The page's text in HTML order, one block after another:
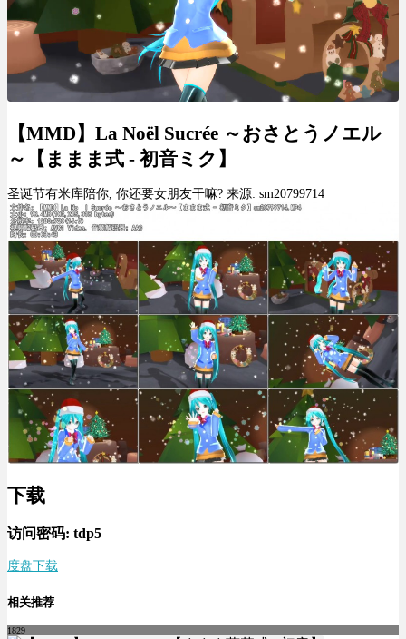
【MMD】La Noël Sucrée ～おさとうノエル
～【ままま式 - 初音ミク】
圣诞节有米库陪你, 你还要女朋友干嘛? 来源: sm20799714
下载
访问密码: tdp5
度盘下载
相关推荐
1829